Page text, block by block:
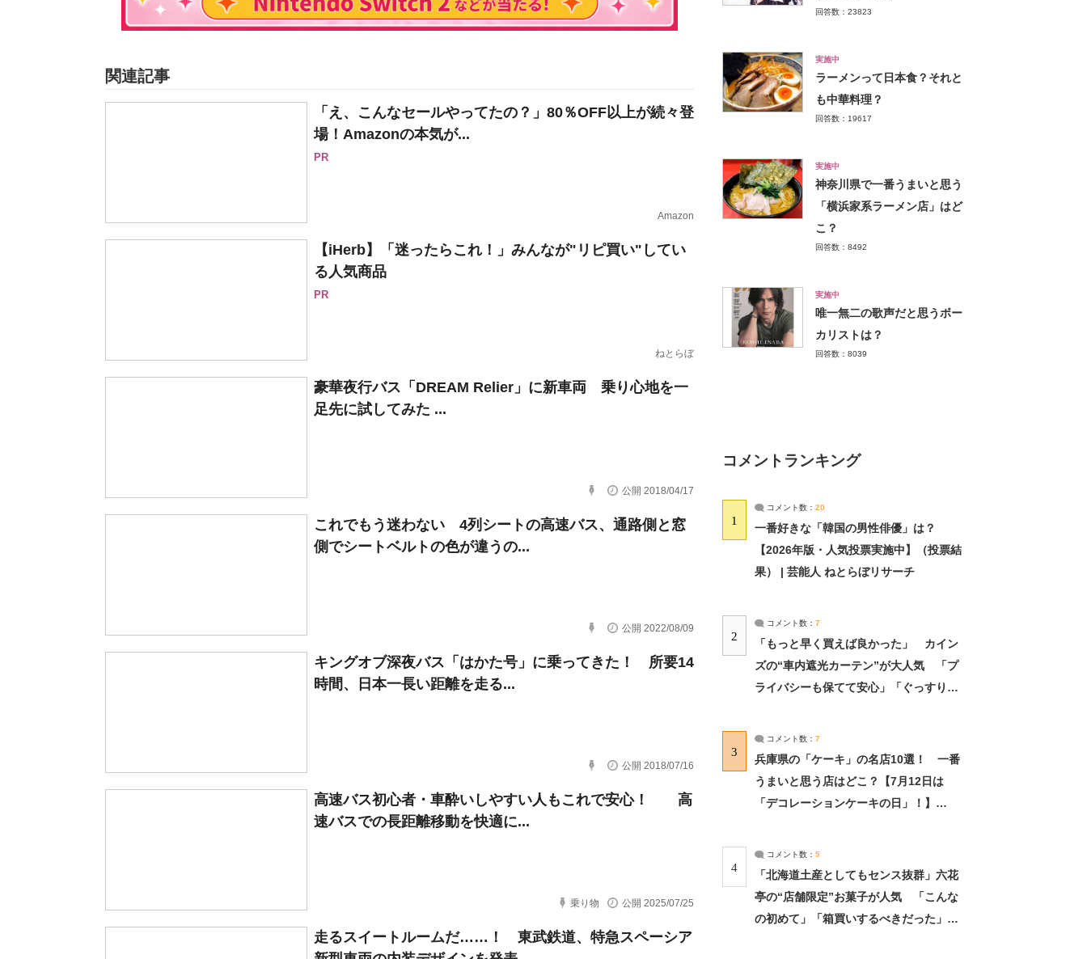
関連記事
「え、こんなセールやってたの？」80％OFF以上が続々登
場！Amazonの本気が...
PR
Amazon
【iHerb】「迷ったらこれ！」みんなが"リピ買い"してい
る人気商品
PR
ねとらぼ
豪華夜行バス「DREAM Relier」に新車両 乗り心地を一
足先に試してみた ...
公開 2018/04/17
これでもう迷わない 4列シートの高速バス、通路側と窓
側でシートベルトの色が違うの...
公開 2022/08/09
キングオブ深夜バス「はかた号」に乗ってきた！ 所要14
時間、日本一長い距離を走る...
公開 2018/07/16
高速バス初心者・車酔いしやすい人もこれで安心！ 高
速バスでの長距離移動を快適に...
乗り物 公開 2025/07/25
走るスイートルームだ……！ 東武鉄道、特急スペーシア
回答数：23823
実施中
ラーメンって日本食？それと
も中華料理？
回答数：19617
実施中
神奈川県で一番うまいと思う
「横浜家系ラーメン店」はど
こ？
回答数：8492
実施中
唯一無二の歌声だと思うボー
カリストは？
回答数：8039
コメントランキング
1
コメント数： 20
一番好きな「韓国の男性俳優」は？
【2026年版・人気投票実施中】（投票結
果） | 芸能人 ねとらぼリサーチ
2
コメント数： 7
「もっと早く買えば良かった」 カイン
ズの“車内遮光カーテン”が大人気 「プ
ライバシーも保てて安心」「ぐっすり眠
3
コメント数： 7
兵庫県の「ケーキ」の名店10選！ 一番
うまいと思う店はどこ？【7月12日は
「デコレーションケーキの日」！】
4
コメント数： 5
「北海道土産としてもセンス抜群」六花
亭の“店舗限定”お菓子が人気 「こんな
の初めて」「箱買いするべきだった」